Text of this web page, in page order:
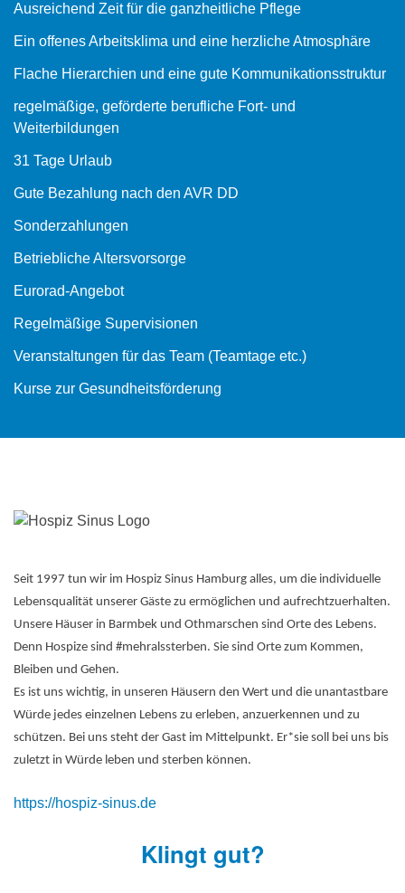
Ausreichend Zeit für die ganzheitliche Pflege
Ein offenes Arbeitsklima und eine herzliche Atmosphäre
Flache Hierarchien und eine gute Kommunikationsstruktur
regelmäßige, geförderte berufliche Fort- und
Weiterbildungen
31 Tage Urlaub
Gute Bezahlung nach den AVR DD
Sonderzahlungen
Betriebliche Altersvorsorge
Eurorad-Angebot
Regelmäßige Supervisionen
Veranstaltungen für das Team (Teamtage etc.)
Kurse zur Gesundheitsförderung
Seit 1997 tun wir im Hospiz Sinus Hamburg alles, um die individuelle
Lebensqualität unserer Gäste zu ermöglichen und aufrechtzuerhalten.
Unsere Häuser in Barmbek und Othmarschen sind Orte des Lebens.
Denn Hospize sind #mehralssterben. Sie sind Orte zum Kommen,
Bleiben und Gehen.
Es ist uns wichtig, in unseren Häusern den Wert und die unantastbare
Würde jedes einzelnen Lebens zu erleben, anzuerkennen und zu
schützen. Bei uns steht der Gast im Mittelpunkt. Er*sie soll bei uns bis
zuletzt in Würde leben und sterben können.
https://hospiz-sinus.de
Klingt gut?